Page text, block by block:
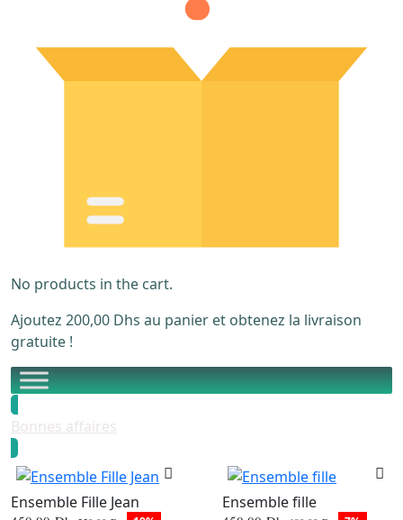
No products in the cart.
Ajoutez 200,00 Dhs au panier et obtenez la livraison
gratuite !
Bonnes affaires
Ensemble Fille Jean Ensemble fille